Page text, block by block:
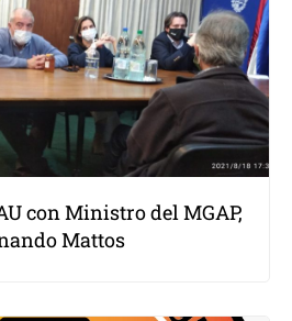
con Ministro del MGAP,
Mattos